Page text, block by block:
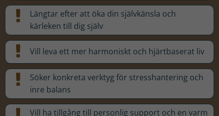
Längtar efter att öka din självkänsla och
kärleken till dig själv
Vill leva ett mer harmoniskt och hjärtbaserat liv
Söker konkreta verktyg för stresshantering och
inre balans
Vill ha tillgång till personlig support och en varm